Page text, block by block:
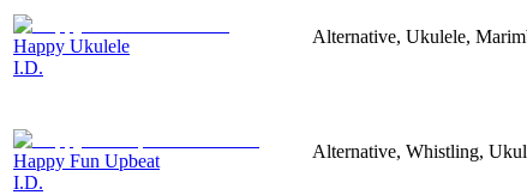
Happy Ukulele
I.D.
Alternative, Ukulele,
Happy Fun Upbeat
I.D.
Alternative, Whistling,